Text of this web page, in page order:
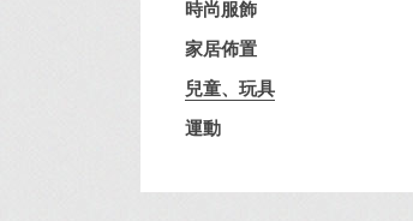
時尚服飾
家居佈置
兒童、玩具
運動